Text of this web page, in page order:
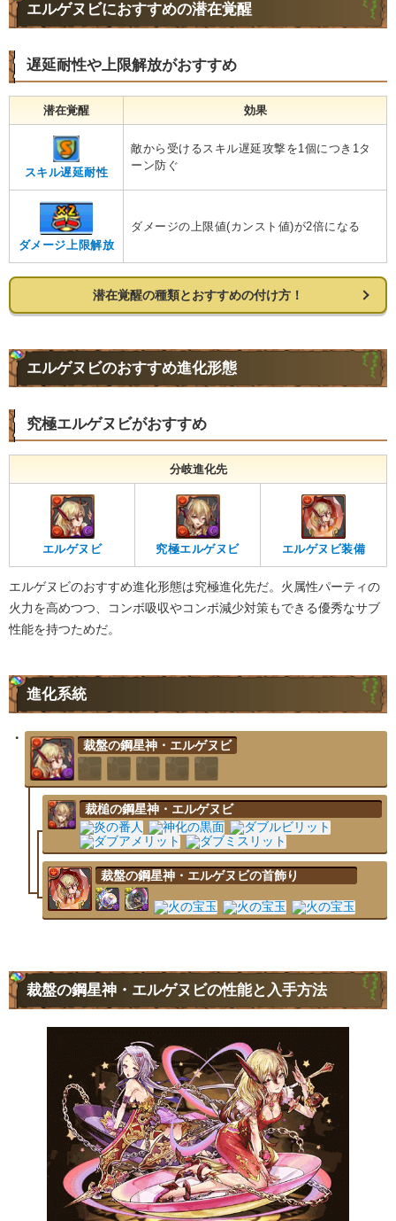
エルゲヌビにおすすめの潜在覚醒
遅延耐性や上限解放がおすすめ
潜在覚醒 効果
スキル遅延耐性
敵から受けるスキル遅延攻撃を1個につき1タ
ーン防ぐ
ダメージ上限解放
ダメージの上限値(カンスト値)が2倍になる
潜在覚醒の種類とおすすめの付け方！
エルゲヌビのおすすめ進化形態
究極エルゲヌビがおすすめ
分岐進化先
エルゲヌビ 究極エルゲヌビ エルゲヌビ装備
エルゲヌビのおすすめ進化形態は究極進化先だ。火属性パーティの
火力を高めつつ、コンボ吸収やコンボ減少対策もできる優秀なサブ
性能を持つためだ。
進化系統
裁盤の鋼星神・エルゲヌビ
裁槌の鋼星神・エルゲヌビ
裁盤の鋼星神・エルゲヌビの首飾り
裁盤の鋼星神・エルゲヌビの性能と入手方法